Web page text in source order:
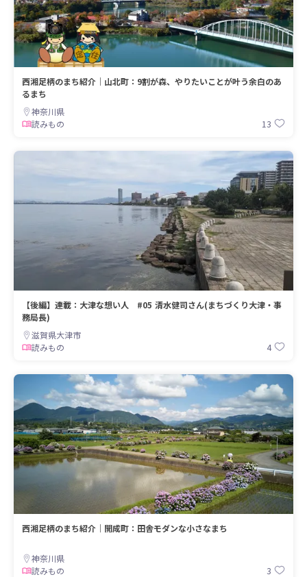
西湘足柄のまち紹介｜山北町：9割が森、やりたいことが叶う余白のあ
るまち
神奈川県
読みもの
13
【後編】連載：大津な想い人 #05 清水健司さん(まちづくり大津・事
務局長)
滋賀県大津市
読みもの
4
西湘足柄のまち紹介｜開成町：田舎モダンな小さなまち
神奈川県
読みもの
3